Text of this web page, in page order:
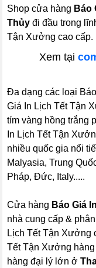
Shop cửa hàng Báo
Thủy đi đầu trong
Tận Xưởng cao cấp.
Xem tại
Đa dạng các loại
Giá In Lịch Tết Tận
tím vàng hồng trắng
In Lịch Tết Tận
nhiều quốc gia nổi
Malyasia, Trung
Pháp, Đức, Italy.....
Cửa hàng Báo Giá
nhà cung cấp &
Lịch Tết Tận Xưởng
Tết Tận Xưởng
hàng đại lý lớn ở